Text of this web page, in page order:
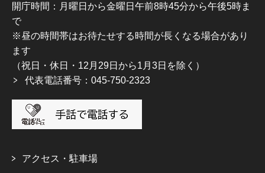
開庁時間：月曜日から金曜日午前8時45分から午後5時ま
で
※昼の時間帯はお待たせする時間が長くなる場合があり
ます
（祝日・休日・12月29日から1月3日を除く）
代表電話番号：045-750-2323
アクセス・駐車場